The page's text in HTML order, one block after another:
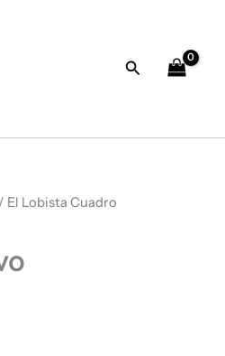
Buscar
/ El Lobista Cuadro